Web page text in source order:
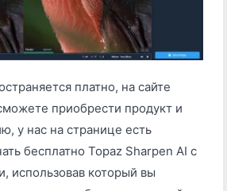
платно, на сайте
приобрести продукт и
у нас на странице есть
бесплатно Topaz Sharpen AI с
использовав который вы